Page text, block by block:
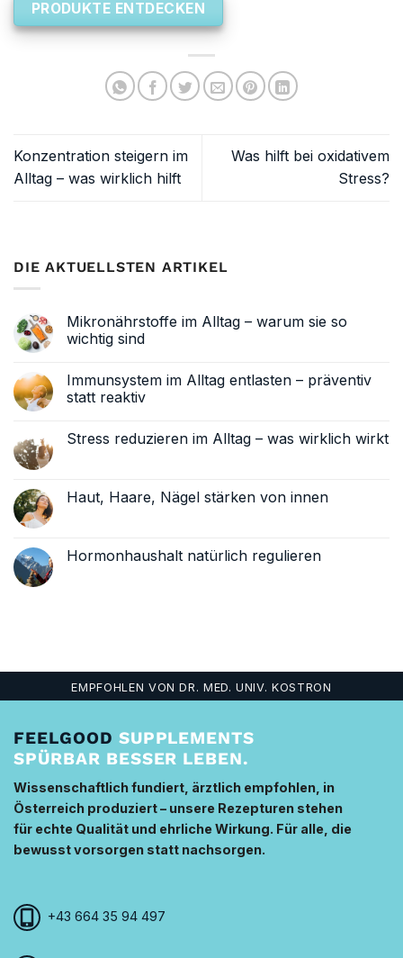
PRODUKTE ENTDECKEN
Konzentration steigern im
Alltag – was wirklich hilft
Was hilft bei oxidativem
Stress?
DIE AKTUELLSTEN ARTIKEL
Mikronährstoffe im Alltag – warum sie so
wichtig sind
zu
Mikronährstoffe
im
warum
Immunsystem im Alltag entlasten – präventiv
statt reaktiv
zu
–
präventiv
Stress reduzieren im Alltag – was wirklich wirkt
Stress
reduzieren
was
wirklich
Haut, Haare, Nägel stärken von innen
Haut,
Haare,
Hormonhaushalt natürlich regulieren
EMPFOHLEN VON DR. MED. UNIV. KOSTRON
FEELGOOD SUPPLEMENTS
SPÜRBAR BESSER LEBEN.
Wissenschaftlich fundiert, ärztlich empfohlen, in
Österreich produziert – unsere Rezepturen stehen
für echte Qualität und ehrliche Wirkung. Für alle, die
bewusst vorsorgen statt nachsorgen.
+43 664 35 94 497